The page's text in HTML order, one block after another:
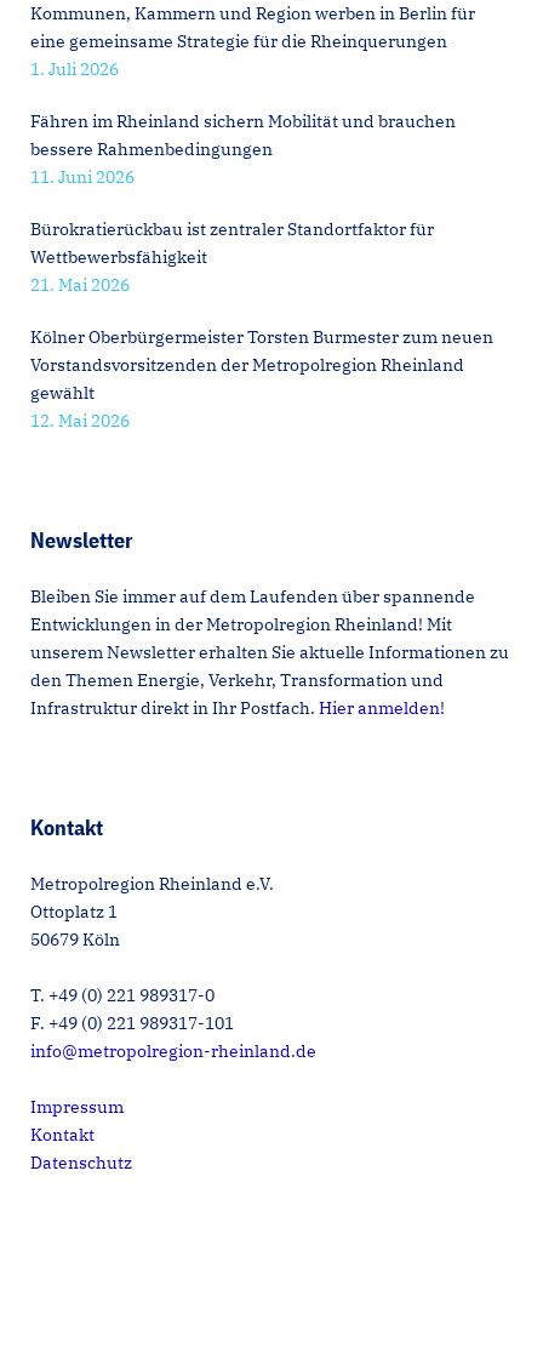
Kommunen, Kammern und Region werben in Berlin für
eine gemeinsame Strategie für die Rheinquerungen
1. Juli 2026
Fähren im Rheinland sichern Mobilität und brauchen
bessere Rahmenbedingungen
11. Juni 2026
Bürokratierückbau ist zentraler Standortfaktor für
Wettbewerbsfähigkeit
21. Mai 2026
Kölner Oberbürgermeister Torsten Burmester zum neuen
Vorstandsvorsitzenden der Metropolregion Rheinland
gewählt
12. Mai 2026
Newsletter
Bleiben Sie immer auf dem Laufenden über spannende
Entwicklungen in der Metropolregion Rheinland! Mit
unserem Newsletter erhalten Sie aktuelle Informationen zu
den Themen Energie, Verkehr, Transformation und
Infrastruktur direkt in Ihr Postfach. Hier anmelden!
Kontakt
Metropolregion Rheinland e.V.
Ottoplatz 1
50679 Köln
T. +49 (0) 221 989317-0
F. +49 (0) 221 989317-101
info@metropolregion-rheinland.de
Impressum
Kontakt
Datenschutz